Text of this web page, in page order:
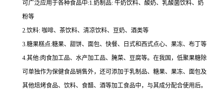
可广泛应用于各种食品中:1.奶制品: 牛奶饮料、酸奶、乳酸菌饮料、奶
粉等
2.饮料: 咖啡、茶饮料、清凉饮料、豆奶、酒类等
3.糖果糕点:糖果、甜饼、面包、快餐、日式和西式点心、果冻、布丁等
4.其他:肉食加工品、水产加工品、腌菜、豆腐等。在我国，低聚果糖除
可单独作为保健食品销售外，还可添加于乳制品、糖果、果冻、面包及
其他焙烤食品、饮料、食醋、酒等加工食品中，与其成分配合使用后。